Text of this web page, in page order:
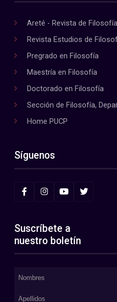
Areté - Revista de Filosofía
Revista Estudios de
Pregrado en Filosofía
Maestría en Filosofía
Doctorado en Filosofía
Sección de Filosofía,
Home PUCP
Síguenos
Suscríbete a
nuestro boletín